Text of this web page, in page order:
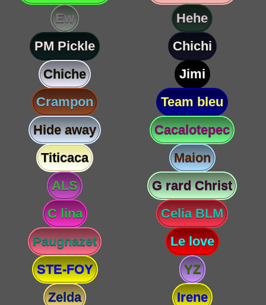
Ew
Hehe
PM Pickle
Chichi
Chiche
Jimi
Crampon
Team bleu
Hide away
Cacalotepec
Titicaca
Maion
ALS
G rard Christ
C lina
Celia BLM
Paugnazet
Le love
STE-FOY
YZ
Zelda
Irene